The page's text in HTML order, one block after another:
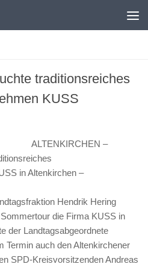
traditionsreiches
KUSS
ALTENKIRCHEN –
in Altenkirchen –
Hendrik Hering
die Firma KUSS in
der Landtagsabgeordnete
Termin auch den Altenkirchener
SPD-Kreisvorsitzenden Andreas